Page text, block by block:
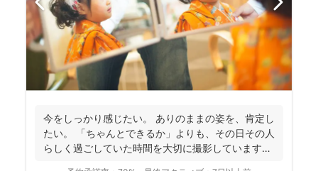
今をしっかり感じたい。 ありのままの姿を、肯定し
たい。 「ちゃんとできるか」よりも、その日その人
らしく過ごしていた時間を大切に撮影しています。